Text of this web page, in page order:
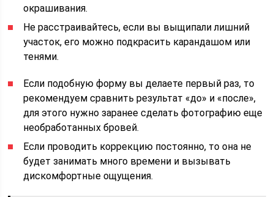
окрашивания.
Не расстраивайтесь, если вы выщипали лишний
участок, его можно подкрасить карандашом или
тенями.
Если подобную форму вы делаете первый раз, то
рекомендуем сравнить результат «до» и «после»,
для этого нужно заранее сделать фотографию еще
необработанных бровей.
Если проводить коррекцию постоянно, то она не
будет занимать много времени и вызывать
дискомфортные ощущения.